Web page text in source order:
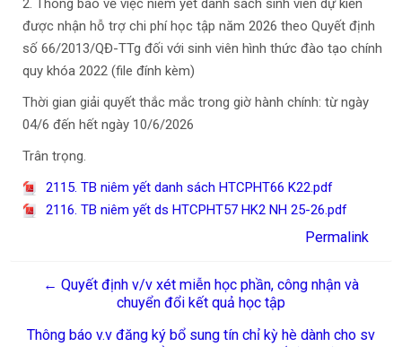
2. Thông báo về việc niêm yết danh sách sinh viên dự kiến
được nhận hỗ trợ chi phí học tập năm 2026 theo Quyết định
số 66/2013/QĐ-TTg đối với sinh viên hình thức đào tạo chính
quy khóa 2022 (file đính kèm)
Thời gian giải quyết thắc mắc trong giờ hành chính: từ ngày
04/6 đến hết ngày 10/6/2026
Trân trọng.
2115. TB niêm yết danh sách HTCPHT66 K22.pdf
2116. TB niêm yết ds HTCPHT57 HK2 NH 25-26.pdf
Permalink
← Quyết định v/v xét miễn học phần, công nhận và
chuyển đổi kết quả học tập
Thông báo v.v đăng ký bổ sung tín chỉ kỳ hè dành cho sv